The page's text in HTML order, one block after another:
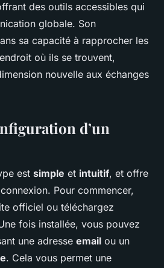
des outils accessibles qui
globale. Son
sa capacité à rapprocher les
où ils se trouvent,
nouvelle aux échanges
d’un
est simple et intuitif, et offre
Pour commencer,
officiel ou téléchargez
fois installée, vous pouvez
une adresse email ou un
. Cela vous permet une